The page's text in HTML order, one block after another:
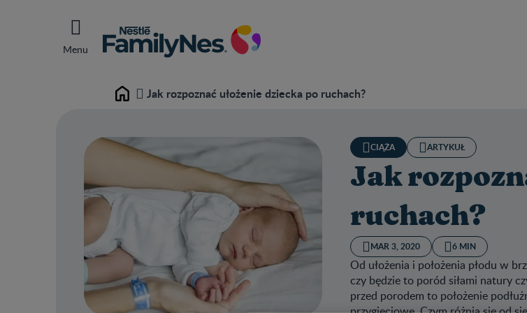
Menu
Home Jak rozpoznać ułożenie dziecka po ruchach?
CIĄŻA ARTYKUŁ
Jak
ruchach?
MAR 3, 2020 6 MIN
Od ułożenia i położenia płodu w
czy będzie to poród siłami natury
przed porodem to położenie